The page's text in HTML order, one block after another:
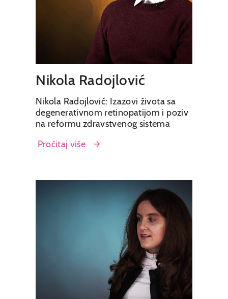
Nikola Radojlović
Nikola Radojlović: Izazovi života sa
degenerativnom retinopatijom i poziv
na reformu zdravstvenog sistema
Pročitaj više